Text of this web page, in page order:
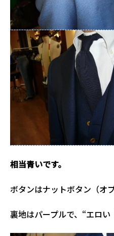
相当青いです。
ボタンはナットボタン（オ
裏地はパープルで、“エロい